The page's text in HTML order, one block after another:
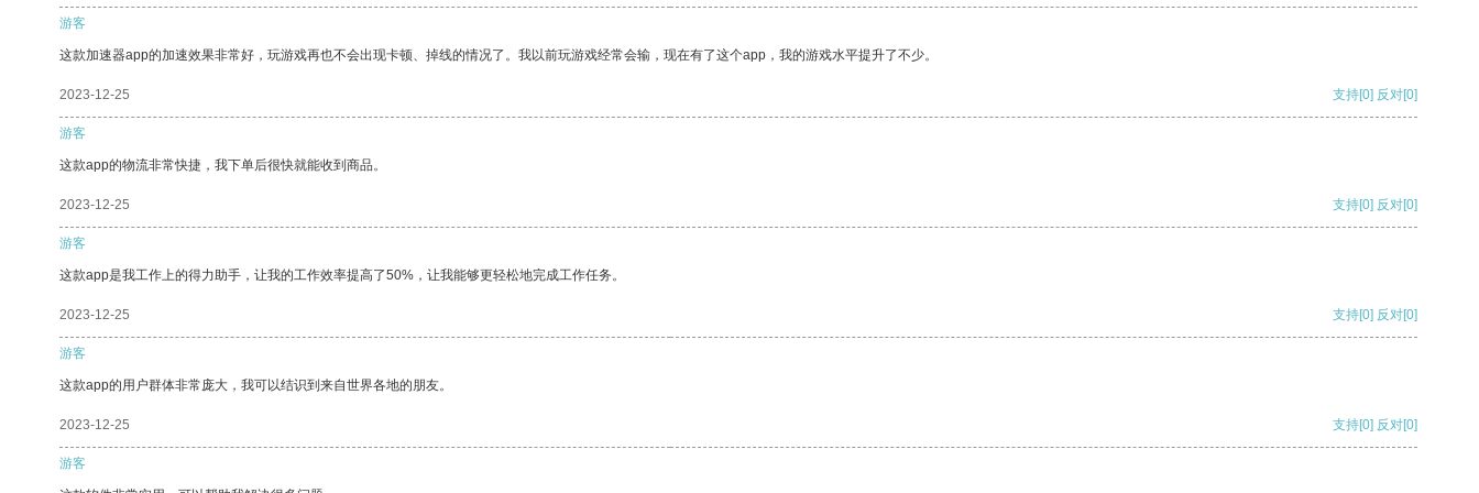
游客
这款加速器app的加速效果非常好，玩游戏再也不会出现卡顿、掉线的情况了。我以前玩游戏经常会输，现在有了这个app，我的游戏水平提升了不少。
2023-12-25 支持[0] 反对[0]
游客
这款app的物流非常快捷，我下单后很快就能收到商品。
2023-12-25 支持[0] 反对[0]
游客
这款app是我工作上的得力助手，让我的工作效率提高了50%，让我能够更轻松地完成工作任务。
2023-12-25 支持[0] 反对[0]
游客
这款app的用户群体非常庞大，我可以结识到来自世界各地的朋友。
2023-12-25 支持[0] 反对[0]
游客